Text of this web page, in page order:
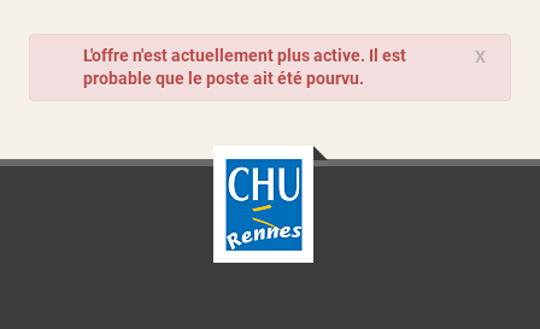
X
L'offre n'est actuellement plus active. Il est
probable que le poste ait été pourvu.